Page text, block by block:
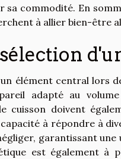
commodité. En
à allier bien-être
élément central lors
adapté au
cuisson doivent
à répondre à
garantissant
est également à